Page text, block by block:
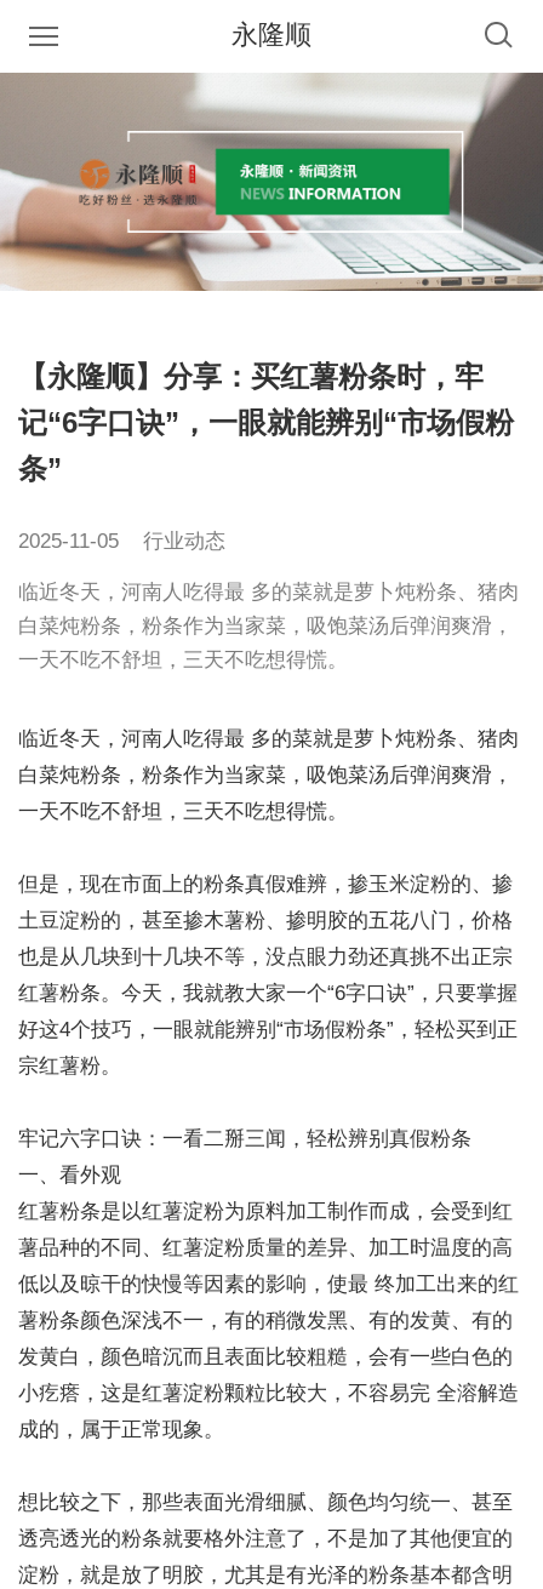
永隆顺
【永隆顺】分享：买红薯粉条时，牢
记“6字口诀”，一眼就能辨别“市场假粉
条”
2025-11-05 行业动态
​临近冬天，河南人吃得最 多的菜就是萝卜炖粉条、猪肉
白菜炖粉条，粉条作为当家菜，吸饱菜汤后弹润爽滑，
一天不吃不舒坦，三天不吃想得慌。
临近冬天，河南人吃得最 多的菜就是萝卜炖粉条、猪肉
白菜炖粉条，粉条作为当家菜，吸饱菜汤后弹润爽滑，
一天不吃不舒坦，三天不吃想得慌。
但是，现在市面上的粉条真假难辨，掺玉米淀粉的、掺
土豆淀粉的，甚至掺木薯粉、掺明胶的五花八门，价格
也是从几块到十几块不等，没点眼力劲还真挑不出正宗
红薯粉条。今天，我就教大家一个“6字口诀”，只要掌握
好这4个技巧，一眼就能辨别“市场假粉条”，轻松买到正
宗红薯粉。
牢记六字口诀：一看二掰三闻，轻松辨别真假粉条
一、看外观
红薯粉条是以红薯淀粉为原料加工制作而成，会受到红
薯品种的不同、红薯淀粉质量的差异、加工时温度的高
低以及晾干的快慢等因素的影响，使最 终加工出来的红
薯粉条颜色深浅不一，有的稍微发黑、有的发黄、有的
发黄白，颜色暗沉而且表面比较粗糙，会有一些白色的
小疙瘩，这是红薯淀粉颗粒比较大，不容易完 全溶解造
成的，属于正常现象。
想比较之下，那些表面光滑细腻、颜色均匀统一、甚至
透亮透光的粉条就要格外注意了，不是加了其他便宜的
淀粉，就是放了明胶，尤其是有光泽的粉条基本都含明